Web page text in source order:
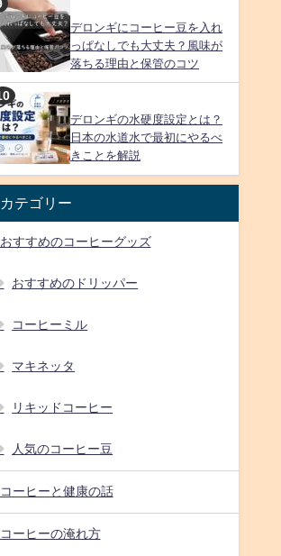
デロンギにコーヒー豆を入れ
っぱなしでも大丈夫？風味が
落ちる理由と保管のコツ
デロンギの水硬度設定とは？
日本の水道水で最初にやるべ
きことを解説
カテゴリー
おすすめのコーヒーグッズ
おすすめのドリッパー
コーヒーミル
マキネッタ
リキッドコーヒー
人気のコーヒー豆
コーヒーと健康の話
コーヒーの淹れ方